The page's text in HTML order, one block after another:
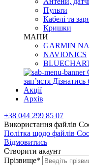
Пульти
Кабелі та
Кришки
МАПИ
GARMIN
NAVIONICS
запʼястя Дізнатись
Акції
Архів
+38 044 299 85 07
Використання файлів
Політка щодо файлів
Відмовитись
Створити акаунт
Прізвище*